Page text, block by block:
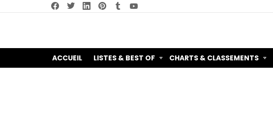
facebooktwitterlinkedin pinterest
ACCUEIL LISTES & BEST OF CHARTS & CLASSEMENTS